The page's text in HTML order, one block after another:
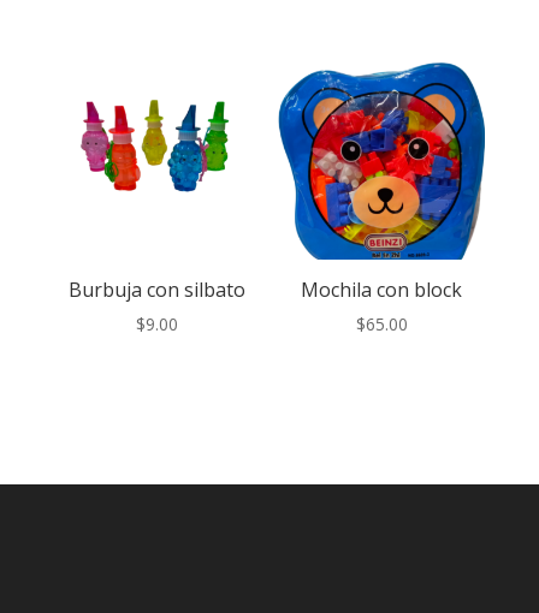
Burbuja con silbato
$9.00
Mochila con block
$65.00